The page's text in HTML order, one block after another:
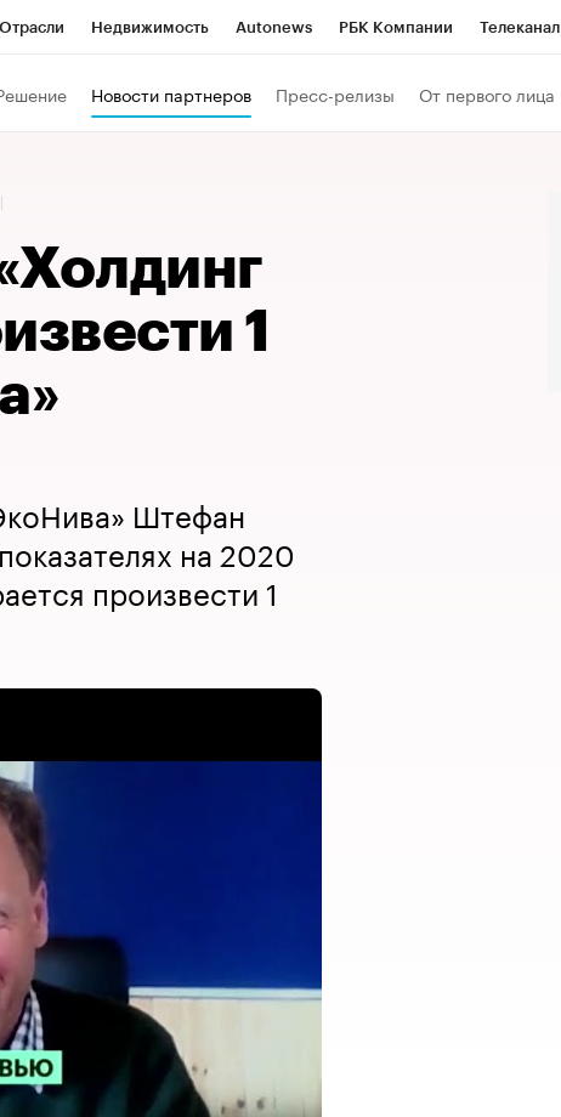
Отрасли Недвижимость Autonews РБК Компании Телеканал
Технологии и медиа
Новости партнеров Пресс-релизы От первого лица
1
Штефан
на 2020
произвести 1